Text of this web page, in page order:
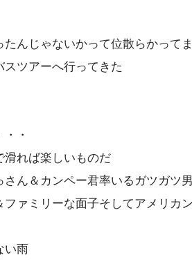
たんじゃないかって位散らかって
スツアーへ行ってきた
・
れば楽しいものだ
さん＆カンペー君率いるガツガツ
ァミリーな面子そしてアメリカ
い雨